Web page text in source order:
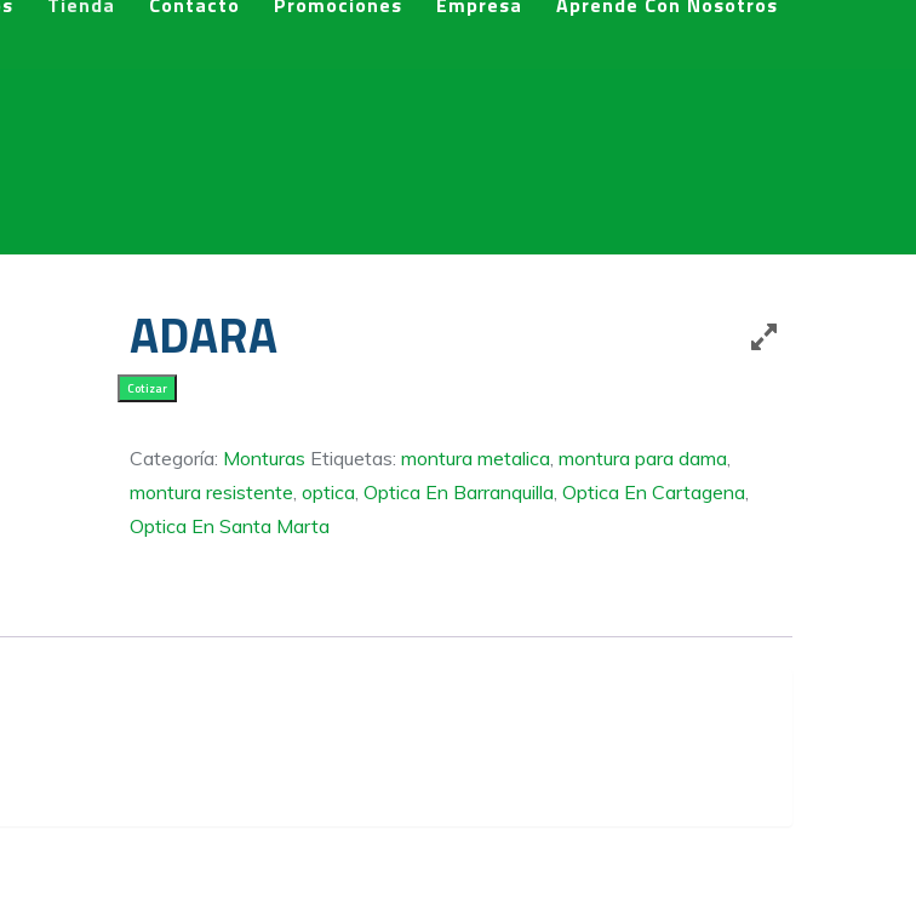
ADARA
ADARA
Cotizar
Categoría: Monturas Etiquetas: montura metalica montura para dama
montura resistente optica Optica En Barranquilla Optica En Cartagena
Optica En Santa Marta